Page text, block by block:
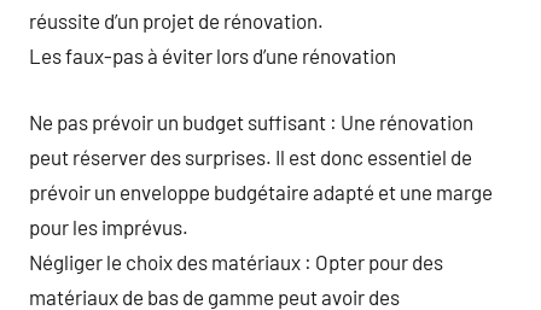
réussite d’un projet de rénovation.
Les faux-pas à éviter lors d’une rénovation
Ne pas prévoir un budget suffisant : Une rénovation
peut réserver des surprises. Il est donc essentiel de
prévoir un enveloppe budgétaire adapté et une marge
pour les imprévus.
Négliger le choix des matériaux : Opter pour des
matériaux de bas de gamme peut avoir des